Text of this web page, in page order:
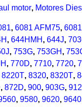
motor, Motores
, 6081 AFM75,
, 644HMH , 644J,
, 753G, 753GH ,
, 770D, 7710, 7720,
8220T, 8320, 8320T,
, 872D, 900, 903G,
, 9580, 9620, 9640